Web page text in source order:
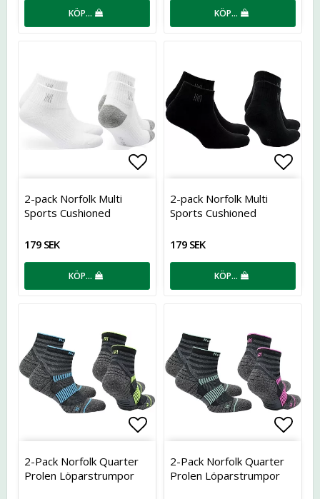
KÖP… KÖP…
Lägg till i favoritlistan
2-pack Norfolk Multi
Sports Cushioned
179 SEK
KÖP…
2-pack Norfolk Multi
Sports Cushioned
179 SEK
KÖP…
Lägg till i favoritlistan
2-Pack Norfolk Quarter
Prolen Löparstrumpor
2-Pack Norfolk Quarter
Prolen Löparstrumpor